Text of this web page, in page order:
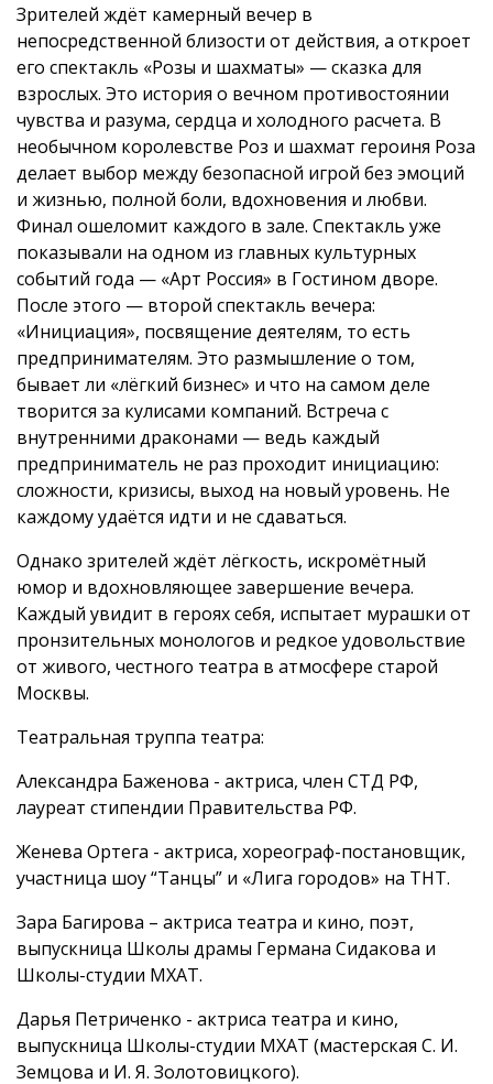
Зрителей ждёт камерный вечер в
непосредственной близости от действия, а откроет
его спектакль «Розы и шахматы» — сказка для
взрослых. Это история о вечном противостоянии
чувства и разума, сердца и холодного расчета. В
необычном королевстве Роз и шахмат героиня Роза
делает выбор между безопасной игрой без эмоций
и жизнью, полной боли, вдохновения и любви.
Финал ошеломит каждого в зале. Спектакль уже
показывали на одном из главных культурных
событий года — «Арт Россия» в Гостином дворе.
После этого — второй спектакль вечера:
«Инициация», посвящение деятелям, то есть
предпринимателям. Это размышление о том,
бывает ли «лёгкий бизнес» и что на самом деле
творится за кулисами компаний. Встреча с
внутренними драконами — ведь каждый
предприниматель не раз проходит инициацию:
сложности, кризисы, выход на новый уровень. Не
каждому удаётся идти и не сдаваться.
Однако зрителей ждёт лёгкость, искромётный
юмор и вдохновляющее завершение вечера.
Каждый увидит в героях себя, испытает мурашки от
пронзительных монологов и редкое удовольствие
от живого, честного театра в атмосфере старой
Москвы.
Театральная труппа театра:
Александра Баженова - актриса, член СТД РФ,
лауреат стипендии Правительства РФ.
Женева Ортега - актриса, хореограф-постановщик,
участница шоу “Танцы” и «Лига городов» на ТНТ.
Зара Багирова – актриса театра и кино, поэт,
выпускница Школы драмы Германа Сидакова и
Школы-студии МХАТ.
Дарья Петриченко - актриса театра и кино,
выпускница Школы-студии МХАТ (мастерская С. И.
Земцова и И. Я. Золотовицкого).